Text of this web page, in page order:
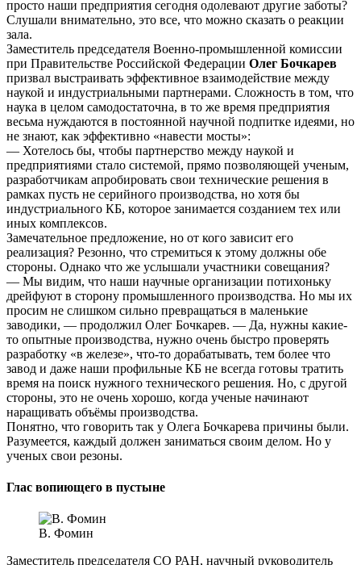
просто наши предприятия сегодня одолевают другие заботы?
Слушали внимательно, это все, что можно сказать о реакции
зала.
Заместитель председателя Военно-промышленной комиссии
при Правительстве Российской Федерации Олег Бочкарев
призвал выстраивать эффективное взаимодействие между
наукой и индустриальными партнерами. Сложность в том, что
наука в целом самодостаточна, в то же время предприятия
весьма нуждаются в постоянной научной подпитке идеями, но
не знают, как эффективно «навести мосты»:
— Хотелось бы, чтобы партнерство между наукой и
предприятиями стало системой, прямо позволяющей ученым,
разработчикам апробировать свои технические решения в
рамках пусть не серийного производства, но хотя бы
индустриального КБ, которое занимается созданием тех или
иных комплексов.
Замечательное предложение, но от кого зависит его
реализация? Резонно, что стремиться к этому должны обе
стороны. Однако что же услышали участники совещания?
— Мы видим, что наши научные организации потихоньку
дрейфуют в сторону промышленного производства. Но мы их
просим не слишком сильно превращаться в маленькие
заводики, — продолжил Олег Бочкарев. — Да, нужны какие-
то опытные производства, нужно очень быстро проверять
разработку «в железе», что-то дорабатывать, тем более что
завод и даже наши профильные КБ не всегда готовы тратить
время на поиск нужного технического решения. Но, с другой
стороны, это не очень хорошо, когда ученые начинают
наращивать объёмы производства.
Понятно, что говорить так у Олега Бочкарева причины были.
Разумеется, каждый должен заниматься своим делом. Но у
ученых свои резоны.
Глас вопиющего в пустыне
В. Фомин
Заместитель председателя СО РАН, научный руководитель